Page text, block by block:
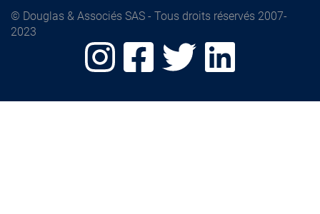
© Douglas & Associés SAS - Tous droits réservés 2007-
2023